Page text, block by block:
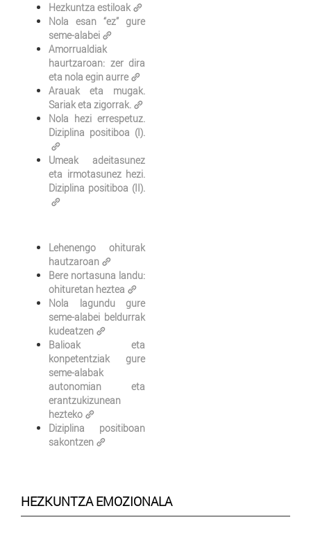
Hezkuntza estiloak
Nola esan “ez” gure
seme-alabei
Amorrualdiak
haurtzaroan: zer dira
eta nola egin aurre
Arauak eta mugak.
Sariak eta zigorrak.
Nola hezi errespetuz.
Diziplina positiboa (I).
Umeak adeitasunez
eta irmotasunez hezi.
Diziplina positiboa (II).
Lehenengo ohiturak
hautzaroan
Bere nortasuna landu:
ohituretan heztea
Nola lagundu gure
seme-alabei beldurrak
kudeatzen
Balioak eta
konpetentziak gure
seme-alabak
autonomian eta
erantzukizunean
hezteko
Diziplina positiboan
sakontzen
HEZKUNTZA EMOZIONALA